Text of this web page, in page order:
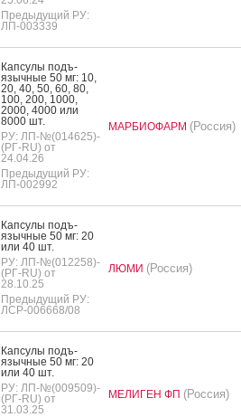
Предыдущий РУ:
ЛП-003339
Кап­су­лы подъ­
языч­ные 50 мг: 10,
20, 40, 50, 60, 80,
100, 200, 1000,
2000, 4000 или
8000 шт.
РУ: ЛП-№(014625)-
(РГ-RU) от
24.04.26
Предыдущий РУ:
ЛП-002992
МАРБИОФАРМ (Россия)
Кап­су­лы подъ­
языч­ные 50 мг: 20
или 40 шт.
РУ: ЛП-№(012258)-
(РГ-RU) от
28.10.25
Предыдущий РУ:
ЛСР-006668/08
ЛЮМИ (Россия)
Кап­су­лы подъ­
языч­ные 50 мг: 20
или 40 шт.
РУ: ЛП-№(009509)-
(РГ-RU) от
31.03.25
МЕЛИГЕН ФП (Россия)